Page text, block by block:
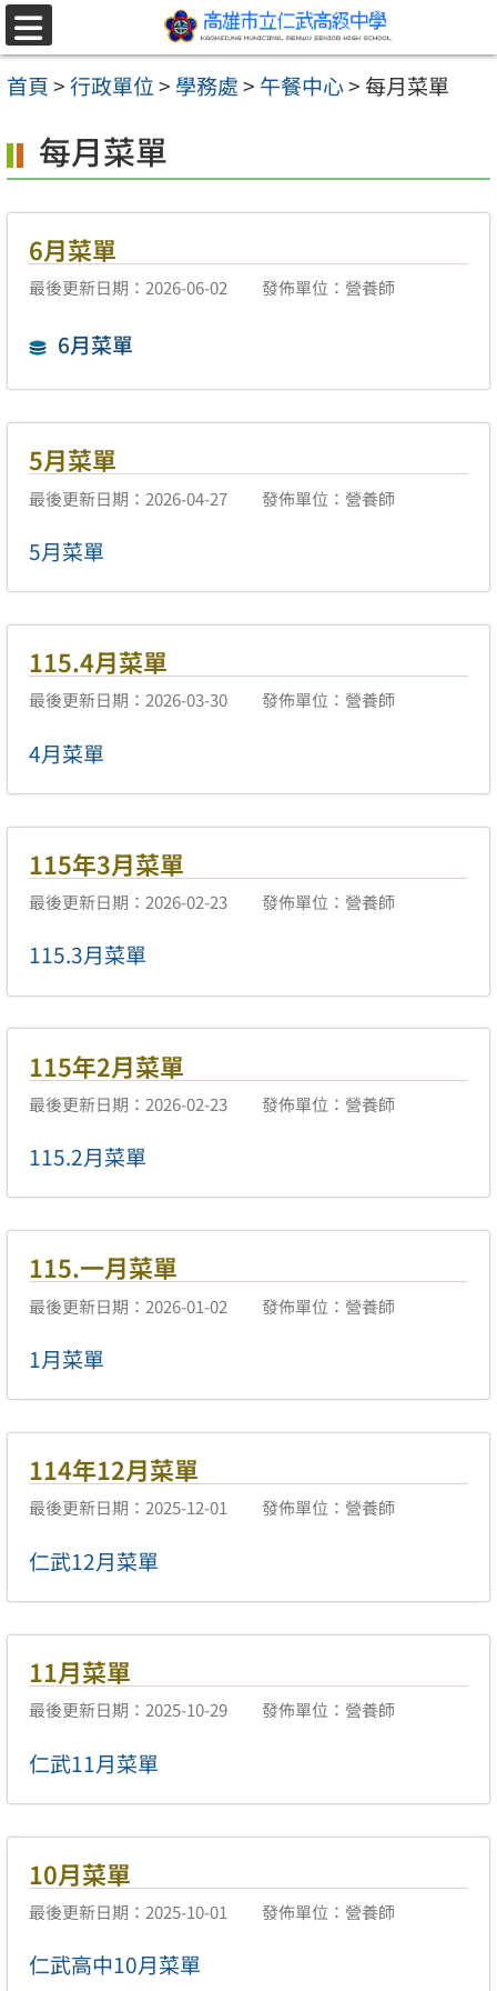
跳至主要內容區
選
單
首頁>行政單位> 學務處> 午餐中心>每月菜單
每月菜單
6月菜單
最後更新日期：2026-06-02 發佈單位：營養師
6月菜單
5月菜單
最後更新日期：2026-04-27 發佈單位：營養師
5月菜單
115.4月菜單
最後更新日期：2026-03-30 發佈單位：營養師
4月菜單
115年3月菜單
最後更新日期：2026-02-23 發佈單位：營養師
115.3月菜單
115年2月菜單
最後更新日期：2026-02-23 發佈單位：營養師
115.2月菜單
115.一月菜單
最後更新日期：2026-01-02 發佈單位：營養師
1月菜單
114年12月菜單
最後更新日期：2025-12-01 發佈單位：營養師
仁武12月菜單
11月菜單
最後更新日期：2025-10-29 發佈單位：營養師
仁武11月菜單
10月菜單
最後更新日期：2025-10-01 發佈單位：營養師
仁武高中10月菜單